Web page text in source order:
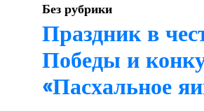
Без рубрики
Праздник в
Победы и
«Пасхальное